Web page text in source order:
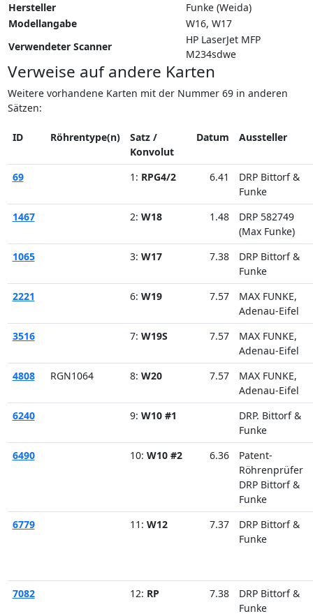
Hersteller
Funke (Weida)
Modellangabe
W16 W17
Verwendeter Scanner
HP LaserJet MFP
M234sdwe
Verweise auf andere Karten
Weitere vorhandene Karten mit der Nummer 69 in anderen
Sätzen:
ID Röhrentype(n)
Satz /
Konvolut
Datum Aussteller
69 1: RPG4/2 6.41
DRP Bittorf &
Funke
1467
2: W18 1.48
DRP 582749
(Max Funke)
1065
3: W17 7.38
DRP Bittorf &
Funke
2221
6: W19 7.57
MAX FUNKE,
Adenau-Eifel
3516
7: W19S 7.57
MAX FUNKE,
Adenau-Eifel
4808
RGN1064 8: W20 7.57
MAX FUNKE,
Adenau-Eifel
6240
9: W10 #1
DRP. Bittorf &
Funke
6490
10: W10 #2 6.36
Patent-
Röhrenprüfer
DRP Bittorf &
Funke
6779
11: W12 7.37
DRP Bittorf &
Funke
7082 12: RP 7.38
DRP Bittorf &
Funke